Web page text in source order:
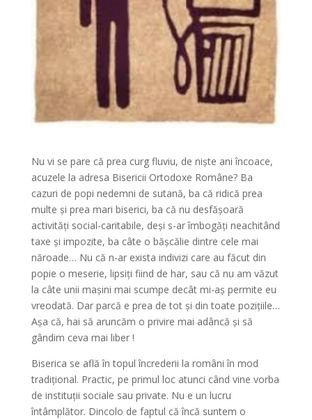
Nu vi se pare că prea curg fluviu, de niște ani încoace,
acuzele la adresa Bisericii Ortodoxe Române? Ba
cazuri de popi nedemni de sutană, ba că ridică prea
multe și prea mari biserici, ba că nu desfășoară
activități social-caritabile, deși s-ar îmbogăți neachitând
taxe și impozite, ba câte o bășcălie dintre cele mai
năroade… Nu că n-ar exista indivizi care au făcut din
popie o meserie, lipsiți fiind de har, sau că nu am văzut
la câte unii mașini mai scumpe decât mi-aș permite eu
vreodată. Dar parcă e prea de tot și din toate pozițiile…
Așa că, hai să aruncăm o privire mai adâncă și să
gândim ceva mai liber !
Biserica se află în topul încrederii la români în mod
tradițional. Practic, pe primul loc atunci când vine vorba
de instituții sociale sau private. Nu e un lucru
întâmplător. Dincolo de faptul că încă suntem o